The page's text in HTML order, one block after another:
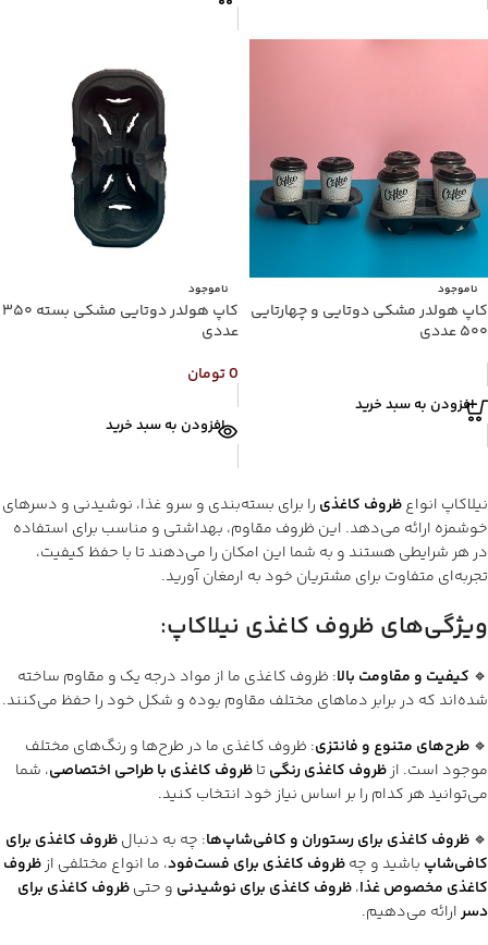
ناموجود
کاپ هولدر مشکی دوتایی و چهارتایی
۵۰۰ عددی
افزودن به سبد خرید
ناموجود
کاپ هولدر دوتایی مشکی بسته ۳۵۰
عددی
0تومان
افزودن به سبد خرید
نیلاکاپ انواعظروف کاغذی را برای بسته‌بندی و سرو غذا، نوشیدنی و دسرهای
خوشمزه ارائه می‌دهد. این ظروف مقاوم، بهداشتی و مناسب برای استفاده
در هر شرایطی هستند و به شما این امکان را می‌دهند تا با حفظ کیفیت،
تجربه‌ای متفاوت برای مشتریان خود به ارمغان آورید.
ویژگی‌های ظروف کاغذی نیلاکاپ:
🔹 کیفیت و مقاومت بالا: ظروف کاغذی ما از مواد درجه یک و مقاوم ساخته
شده‌اند که در برابر دماهای مختلف مقاوم بوده و شکل خود را حفظ می‌کنند.
🔹 طرح‌های متنوع و فانتزی: ظروف کاغذی ما در طرح‌ها و رنگ‌های مختلف
موجود است. ازظروف کاغذی رنگی تاظروف کاغذی با طراحی اختصاصی، شما
می‌توانید هر کدام را بر اساس نیاز خود انتخاب کنید.
🔹 ظروف کاغذی برای رستوران و کافی‌شاپ‌ها: چه به دنبالظروف کاغذی برای
کافی‌شاپ باشید و چهظروف کاغذی برای فست‌فود، ما انواع مختلفی ازظروف
کاغذی مخصوص غذا،ظروف کاغذی برای نوشیدنی و حتیظروف کاغذی برای
دسرارائه می‌دهیم.